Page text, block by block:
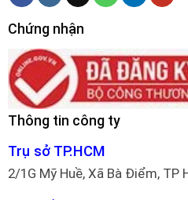
Chứng nhận
Thông tin công ty
Trụ sở TP.HCM
2/1G Mỹ Huề, Xã Bà Điểm, TP